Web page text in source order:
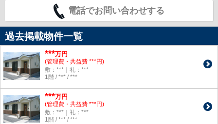
電話でお問い合わせする
過去掲載物件一覧
***万円
(管理費・共益費 ***円)
敷：***｜礼：***
1階 / *** / ***
***万円
(管理費・共益費 ***円)
敷：***｜礼：***
1階 / *** / ***